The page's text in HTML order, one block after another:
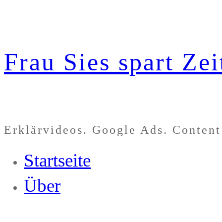
springen
Frau Sies spart
Erklärvideos. Google Ads. Content
Startseite
Über